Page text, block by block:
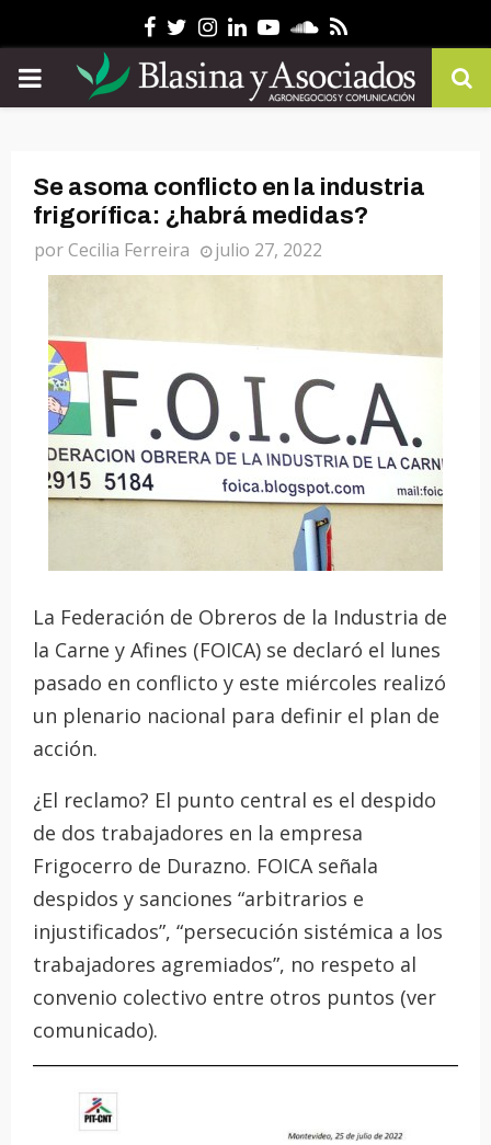
Facebook
Twitter
Instagram
Linkedin
YoutubeSoundcloud
Rss
PRIMARY
Se asoma conflicto en la industria
frigorífica: ¿habrá medidas?
porCecilia Ferreira julio 27, 2022
La Federación de Obreros de la Industria de
la Carne y Afines (FOICA) se declaró el lunes
pasado en conflicto y este miércoles realizó
un plenario nacional para definir el plan de
acción.
¿El reclamo? El punto central es el despido
de dos trabajadores en la empresa
Frigocerro de Durazno. FOICA señala
despidos y sanciones “arbitrarios e
injustificados”, “persecución sistémica a los
trabajadores agremiados”, no respeto al
convenio colectivo entre otros puntos (ver
comunicado).